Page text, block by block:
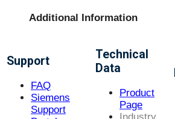
Additional Information
Support
FAQ
Siemens
Support
Technical
Data
Product
Page